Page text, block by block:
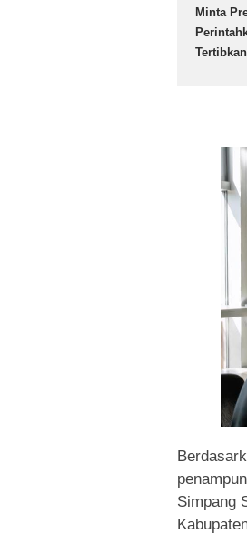
Minta
Simpang